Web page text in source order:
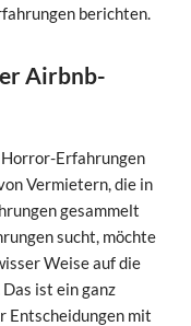
berichten.
Airbnb-
Erfahrungen
Vermietern, die in
gesammelt
sucht, möchte
Weise auf die
ist ein ganz
Entscheidungen mit